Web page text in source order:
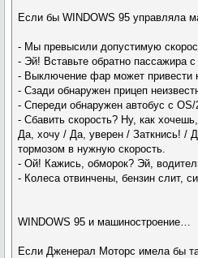
Если бы WINDOWS 95 управляла
- Мы превысили допустимую
- Эй! Вставьте обратно пассажира
- Выключение фар может привести
- Сзади обнаружен прицеп
- Спереди обнаружен автобус с
- Сбавить скорость? Ну, как
Да, хочу / Да, уверен / Заткнись! /
тормозом в нужную скорость.
- Ой! Кажись, обморок? Эй,
- Колеса отвинчены, бензин слит,
WINDOWS 95 и машиностроение…
Если Дженерал Моторс имела бы